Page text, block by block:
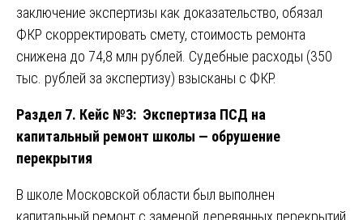
заключение экспертизы как доказательство, обязал
ФКР скорректировать смету, стоимость ремонта
снижена до 74,8 млн рублей. Судебные расходы (350
тыс. рублей за экспертизу) взысканы с ФКР.
Раздел 7. Кейс №3: Экспертиза ПСД на
капитальный ремонт школы — обрушение
перекрытия
В школе Московской области был выполнен
капитальный ремонт с заменой деревянных перекрытий